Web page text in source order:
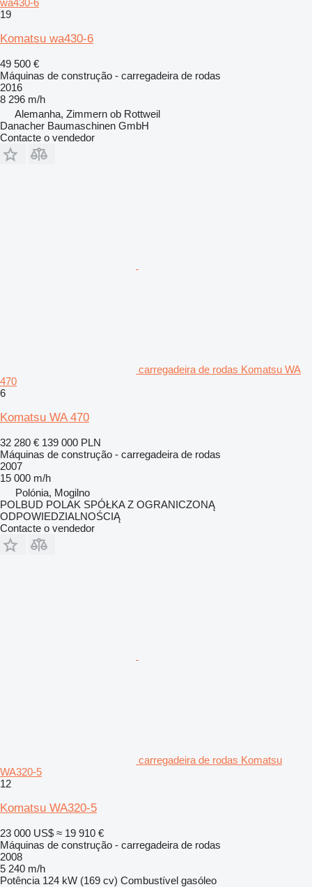
19
Komatsu wa430-6
49 500 €
Máquinas de construção - carregadeira de rodas
2016
8 296 m/h
Alemanha, Zimmern ob Rottweil
Danacher Baumaschinen GmbH
Contacte o vendedor
carregadeira de rodas Komatsu WA
470
6
Komatsu WA 470
32 280 € 139 000 PLN
Máquinas de construção - carregadeira de rodas
2007
15 000 m/h
Polónia, Mogilno
POLBUD POLAK SPÓŁKA Z OGRANICZONĄ
ODPOWIEDZIALNOŚCIĄ
Contacte o vendedor
carregadeira de rodas Komatsu
WA320-5
12
Komatsu WA320-5
23 000 US$ ≈ 19 910 €
Máquinas de construção - carregadeira de rodas
2008
5 240 m/h
Potência 124 kW (169 cv) Combustível gasóleo